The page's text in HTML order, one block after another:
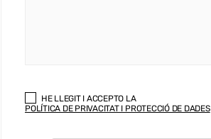
HE LLEGIT I ACCEPTO LA
POLÍTICA DE PRIVACITAT I PROTECCIÓ DE DADES